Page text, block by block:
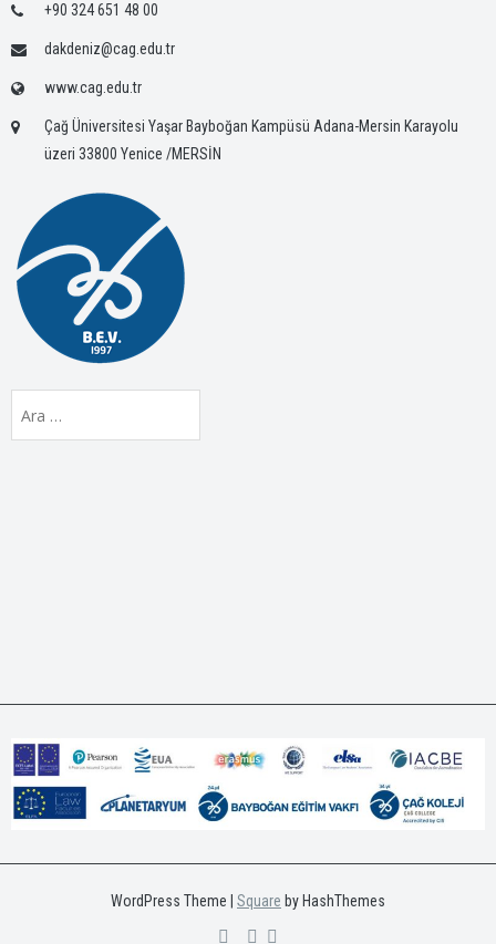
+90 324 651 48 00
dakdeniz@cag.edu.tr
www.cag.edu.tr
Çağ Üniversitesi Yaşar Bayboğan Kampüsü Adana-Mersin Karayolu
üzeri 33800 Yenice /MERSİN
WordPress Theme Square by HashThemes